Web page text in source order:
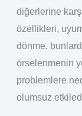
diğerlerine
özellikleri,
dönme,
örselenmenin
problemlere
olumsuz